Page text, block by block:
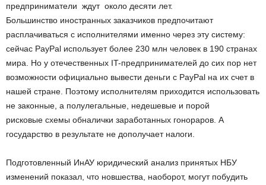
предприниматели ждут около десяти лет.
Большинство иностранных заказчиков предпочитают
расплачиваться с исполнителями именно через эту систему:
сейчас PayPal использует более 230 млн человек в 190 странах
мира. Но у отечественных IT-предпринимателей до сих пор нет
возможности официально вывести деньги с PayPal на их счет в
нашей стране. Поэтому исполнителям приходится использовать
не законные, а полулегальные, недешевые и порой
рисковые схемы обналички заработанных гонораров. А
государство в результате не дополучает налоги.
Подготовленный ИнАУ юридический анализ принятых НБУ
изменений показал, что новшества, наоборот, могут побудить